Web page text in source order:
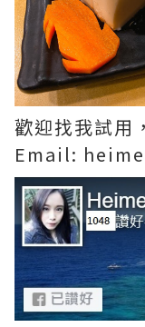
歡迎找我試用
Email: